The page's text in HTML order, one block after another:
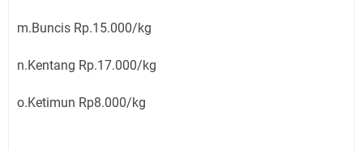
m.Buncis Rp.15.000/kg
n.Kentang Rp.17.000/kg
o.Ketimun Rp8.000/kg